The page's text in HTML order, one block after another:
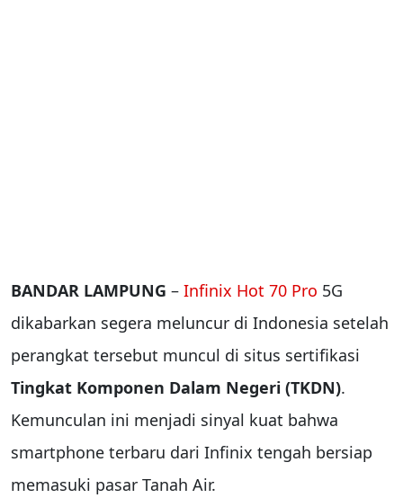
BANDAR LAMPUNG – Infinix Hot 70 Pro 5G
dikabarkan segera meluncur di Indonesia setelah
perangkat tersebut muncul di situs sertifikasi
Tingkat Komponen Dalam Negeri (TKDN).
Kemunculan ini menjadi sinyal kuat bahwa
smartphone terbaru dari Infinix tengah bersiap
memasuki pasar Tanah Air.